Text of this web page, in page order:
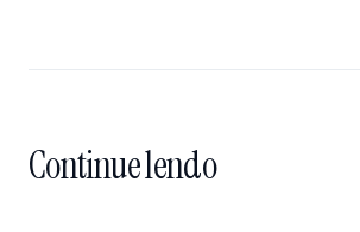
Continue lendo